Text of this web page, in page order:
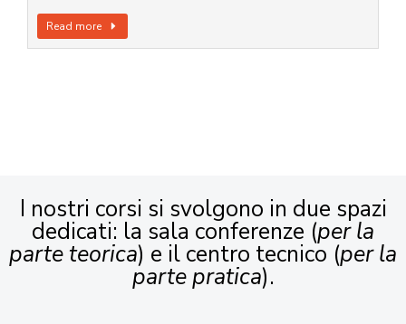
Read more
I nostri corsi si svolgono in due spazi
dedicati: la sala conferenze (per la
parte teorica) e il centro tecnico (per la
parte pratica).